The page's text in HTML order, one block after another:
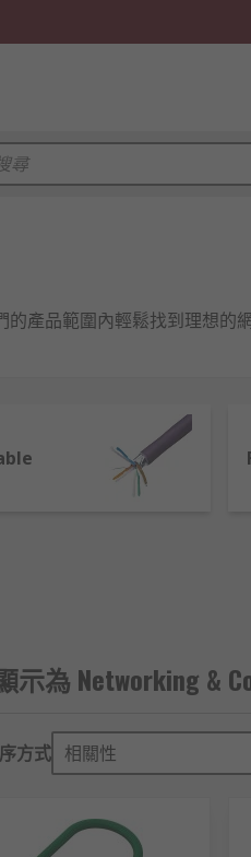
產品範圍內輕鬆找到理想
Cat6、Cat6a和Cat7，可滿
Fast Ethernet）需求。
示為 Networking &
方式 相關性